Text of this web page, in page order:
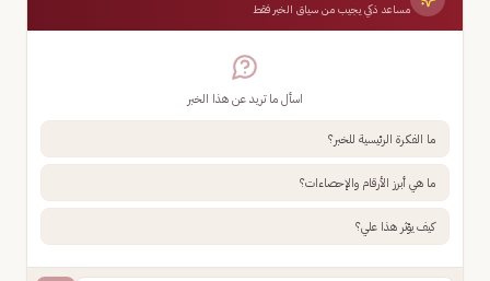
مساعد ذكي يجيب من سياق الخبر فقط
اسأل ما تريد عن هذا الخبر
ما الفكرة الرئيسية للخبر؟
ما هي أبرز الأرقام والإحصاءات؟
كيف يؤثر هذا علي؟